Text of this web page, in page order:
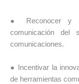
● Reconocer y
comunicación del
comunicaciones.
● Incentivar la
de herramientas